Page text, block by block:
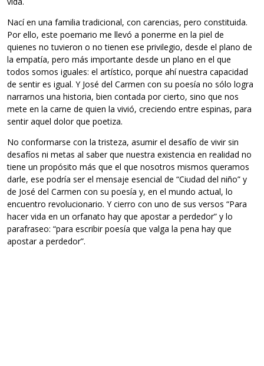
Nací en una familia tradicional, con carencias, pero constituida.
Por ello, este poemario me llevó a ponerme en la piel de
quienes no tuvieron o no tienen ese privilegio, desde el plano de
la empatía, pero más importante desde un plano en el que
todos somos iguales: el artístico, porque ahí nuestra capacidad
de sentir es igual. Y José del Carmen con su poesía no sólo logra
narrarnos una historia, bien contada por cierto, sino que nos
mete en la carne de quien la vivió, creciendo entre espinas, para
sentir aquel dolor que poetiza.
No conformarse con la tristeza, asumir el desafío de vivir sin
desafíos ni metas al saber que nuestra existencia en realidad no
tiene un propósito más que el que nosotros mismos queramos
darle, ese podría ser el mensaje esencial de “Ciudad del niño” y
de José del Carmen con su poesía y, en el mundo actual, lo
encuentro revolucionario. Y cierro con uno de sus versos “Para
hacer vida en un orfanato hay que apostar a perdedor” y lo
parafraseo: “para escribir poesía que valga la pena hay que
apostar a perdedor”.